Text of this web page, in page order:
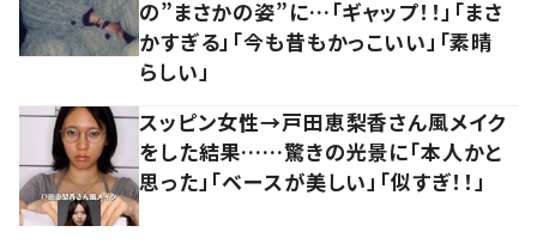
の”まさかの姿”に…「ギャップ！！」「まさ
かすぎる」「今も昔もかっこいい」「素晴
らしい」
スッピン女性→戸田恵梨香さん風メイク
をした結果……驚きの光景に「本人かと
思った」「ベースが美しい」「似すぎ！！」